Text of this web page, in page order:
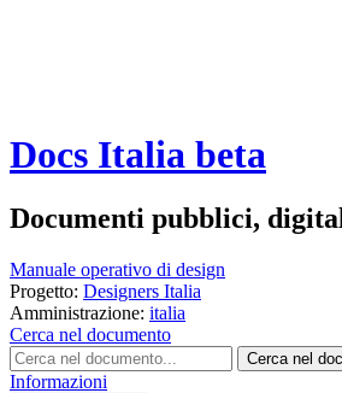
Docs Italia beta
Documenti pubblici,
Manuale operativo di design
Progetto: Designers Italia
Amministrazione: italia
Cerca nel documento
Cerca nel
Informazioni